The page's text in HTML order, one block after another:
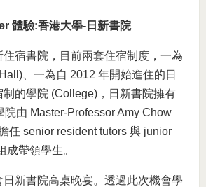
體驗:香港大學-日新書院
宿書院，目前兩套住宿制度，一為
、一為自 2012 年開始進住的日
制的學院 (College)，日新書院擁有
院由 Master-Professor Amy Chow
任 senior resident tutors 與 junior
成帶領學生。
新書院高桌晚宴。透過此次機會學